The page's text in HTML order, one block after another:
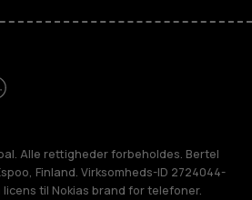
Alle rettigheder forbeholdes. Bertel
Finland. Virksomheds-ID 2724044-
licens til Nokias brand for telefoner.